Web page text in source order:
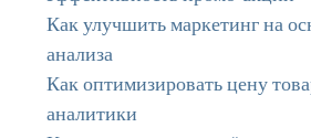
Как улучшить маркетинг на
анализа
Как оптимизировать цену
аналитики